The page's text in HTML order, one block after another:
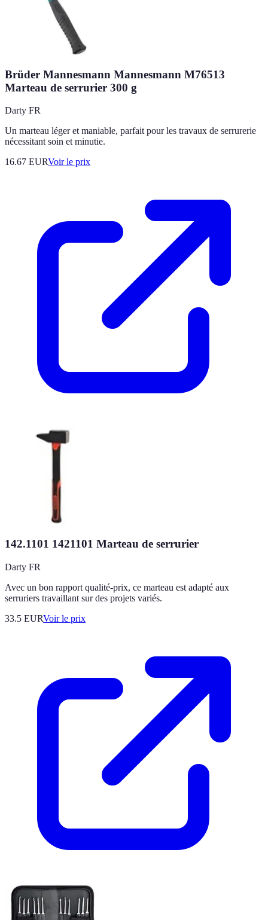
Brüder Mannesmann Mannesmann M76513
Marteau de serrurier 300 g
Darty FR
Un marteau léger et maniable, parfait pour les travaux de serrurerie
nécessitant soin et minutie.
16.67 EURVoir le prix
142.1101 1421101 Marteau de serrurier
Darty FR
Avec un bon rapport qualité-prix, ce marteau est adapté aux
serruriers travaillant sur des projets variés.
33.5 EURVoir le prix